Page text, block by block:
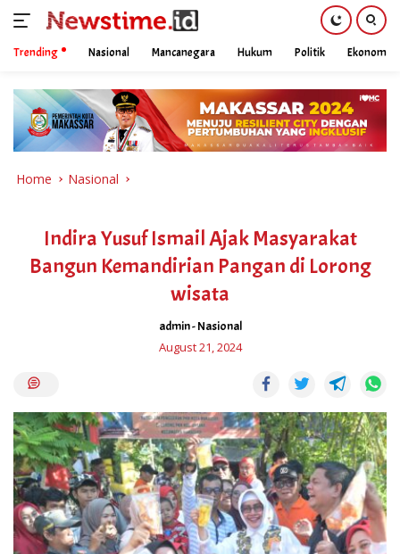
content
Trending Nasional Mancanegara Hukum Politik Ekonomi
Home Nasional
Indira Yusuf Ismail Ajak Masyarakat
Bangun Kemandirian Pangan di Lorong
wisata
admin-Nasional
August 21, 2024